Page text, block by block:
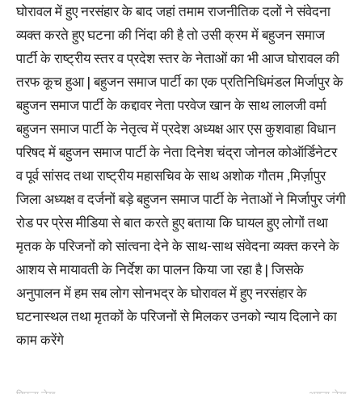
घोरावल में हुए नरसंहार के बाद जहां तमाम राजनीतिक दलों ने संवेदना
व्यक्त करते हुए घटना की निंदा की है तो उसी क्रम में बहुजन समाज
पार्टी के राष्ट्रीय स्तर व प्रदेश स्तर के नेताओं का भी आज घोरावल की
तरफ कूच हुआ | बहुजन समाज पार्टी का एक प्रतिनिधिमंडल मिर्जापुर के
बहुजन समाज पार्टी के कद्दावर नेता परवेज खान के साथ लालजी वर्मा
बहुजन समाज पार्टी के नेतृत्व में प्रदेश अध्यक्ष आर एस कुशवाहा विधान
परिषद में बहुजन समाज पार्टी के नेता दिनेश चंद्रा जोनल कोऑर्डिनेटर
व पूर्व सांसद तथा राष्ट्रीय महासचिव के साथ अशोक गौतम ,मिर्ज़ापुर
जिला अध्यक्ष व दर्जनों बड़े बहुजन समाज पार्टी के नेताओं ने मिर्जापुर जंगी
रोड पर प्रेस मीडिया से बात करते हुए बताया कि घायल हुए लोगों तथा
मृतक के परिजनों को सांत्वना देने के साथ-साथ संवेदना व्यक्त करने के
आशय से मायावती के निर्देश का पालन किया जा रहा है | जिसके
अनुपालन में हम सब लोग सोनभद्र के घोरावल में हुए नरसंहार के
घटनास्थल तथा मृतकों के परिजनों से मिलकर उनको न्याय दिलाने का
काम करेंगे